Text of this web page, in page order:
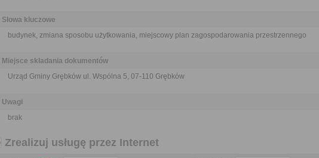
Słowa kluczowe
budynek, zmiana sposobu użytkowania, miejscowy plan zagospodarowania przestrzennego
Miejsce składania dokumentów
Urząd Gminy Grębków ul. Wspólna 5, 07-110 Grębków
Uwagi
brak
Zrealizuj usługę przez Internet